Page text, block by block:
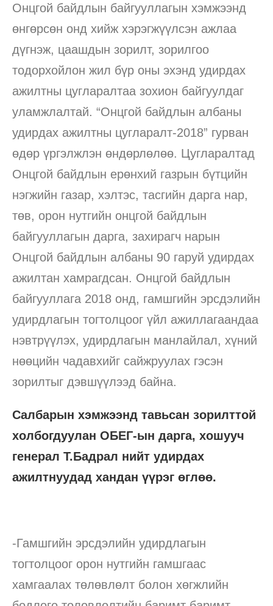
Онцгой байдлын байгууллагын хэмжээнд
өнгөрсөн онд хийж хэрэгжүүлсэн ажлаа
дүгнэж, цаашдын зорилт, зорилгоо
тодорхойлон жил бүр оны эхэнд удирдах
ажилтны цугларалтаа зохион байгуулдаг
уламжлалтай. “Онцгой байдлын албаны
удирдах ажилтны цугларалт-2018” гурван
өдөр үргэлжлэн өндөрлөлөө. Цугларалтад
Онцгой байдлын ерөнхий газрын бүтцийн
нэгжийн газар, хэлтэс, тасгийн дарга нар,
төв, орон нутгийн онцгой байдлын
байгууллагын дарга, захирагч нарын
Онцгой байдлын албаны 90 гаруй удирдах
ажилтан хамрагдсан. Онцгой байдлын
байгууллага 2018 онд, гамшгийн эрсдэлийн
удирдлагын тогтолцоог үйл ажиллагаандаа
нэвтрүүлэх, удирдлагын манлайлал, хүний
нөөцийн чадавхийг сайжруулах гэсэн
зорилтыг дэвшүүлээд байна.
Салбарын хэмжээнд тавьсан зорилттой
холбогдуулан ОБЕГ-ын дарга, хошууч
генерал Т.Бадрал нийт удирдах
ажилтнуудад хандан үүрэг өглөө.
-Гамшгийн эрсдэлийн удирдлагын
тогтолцоог орон нутгийн гамшгаас
хамгаалах төлөвлөлт болон хөгжлийн